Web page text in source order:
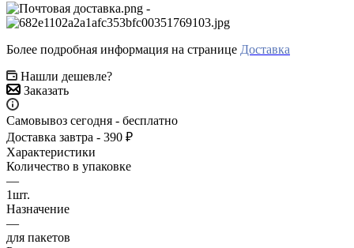
-
Более подробная информация на странице Доставка
Нашли дешевле?
Заказать
Самовывоз сегодня - бесплатно
Доставка завтра - 390 ₽
Характеристики
Количество в упаковке
—
1шт.
Назначение
—
для пакетов